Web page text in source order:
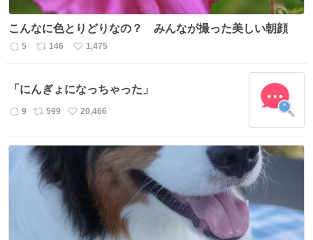
こんなに色とりどりなの？ みんなが撮った美しい朝顔
返
数
5
リ
ス
ト
数
146
い
ね
数
1,475
「にんぎょになっちゃった」
返
数
9
リ
ス
ト
数
599
い
ね
20,466